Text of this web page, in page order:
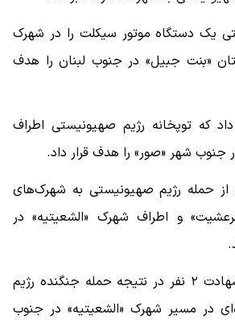
یک دستگاه موتور سیکلت را در شهرک
«بنت جبیل» در جنوب لبنان را هدف
که توپخانه رژیم صهیونیستی اطراف
شهر «صور» را هدف قرار داد.
حمله رژیم صهیونیستی به شهرک‌های
و اطراف شهرک «الشعیتیه» در
خبرنگار المیادین از شهادت ۲ نفر در نتیجه حمله جنگنده رژیم
در مسیر شهرک «الشعیتیه» در جنوب